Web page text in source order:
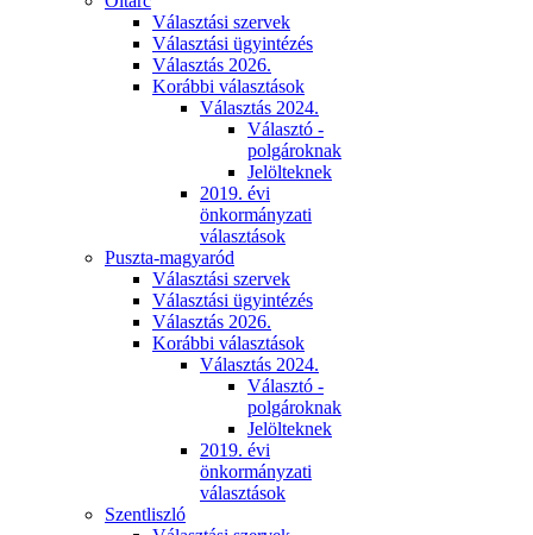
Választási szervek
Választási ügyintézés
Választás 2026.
Korábbi választások
Választás 2024.
Választó -
polgároknak
Jelölteknek
2019. évi
önkormányzati
választások
Puszta-magyaród
Választási szervek
Választási ügyintézés
Választás 2026.
Korábbi választások
Választás 2024.
Választó -
polgároknak
Jelölteknek
2019. évi
önkormányzati
választások
Szentliszló